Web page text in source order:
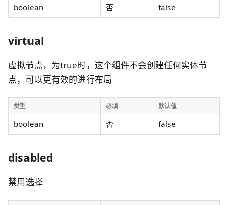
boolean 否 false
virtual
虚拟节点，为true时，这个组件不会创建任何实体节
点，可以更有效的进行布局
类型 必填 默认值
boolean 否 false
disabled
禁用选择